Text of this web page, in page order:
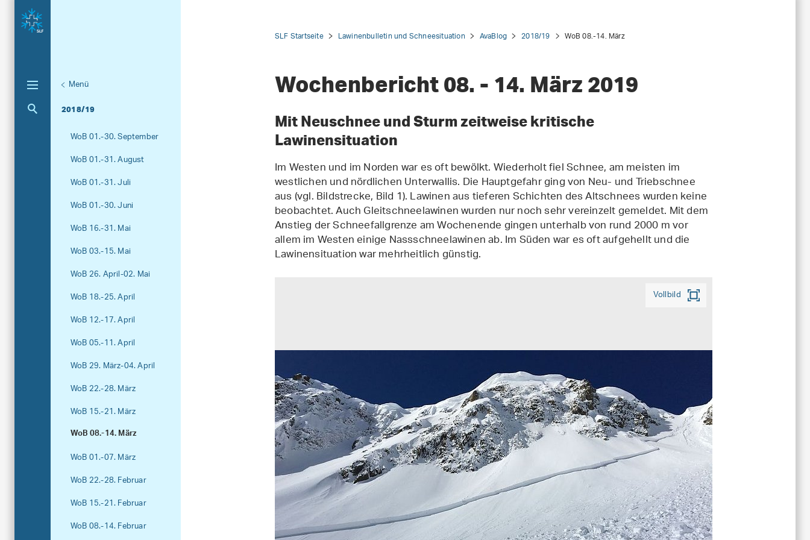
Unternavigation
Menü
2018/19
Aktuelle Navigation
WoB 01.-30. September
WoB 01.-31. August
WoB 01.-31. Juli
WoB 01.-30. Juni
WoB 16.-31. Mai
WoB 03.-15. Mai
WoB 26. April-02. Mai
WoB 18.-25. April
WoB 12.-17. April
WoB 05.-11. April
WoB 29. März-04. April
WoB 22.-28. März
WoB 15.-21. März
WoB 08.-14. März
WoB 01.-07. März
WoB 22.-28. Februar
WoB 15.-21. Februar
WoB 08.-14. Februar
SLF Startseite Lawinenbulletin und Schneesituation AvaBlog 2018/19 WoB 08.-14. März
Wochenbericht 08. - 14. März 2019
Mit Neuschnee und Sturm zeitweise kritische
Lawinensituation
Im Westen und im Norden war es oft bewölkt. Wiederholt fiel Schnee, am meisten im
westlichen und nördlichen Unterwallis. Die Hauptgefahr ging von Neu- und Triebschnee
aus (vgl. Bildstrecke, Bild 1). Lawinen aus tieferen Schichten des Altschnees wurden keine
beobachtet. Auch Gleitschneelawinen wurden nur noch sehr vereinzelt gemeldet. Mit dem
Anstieg der Schneefallgrenze am Wochenende gingen unterhalb von rund 2000 m vor
allem im Westen einige Nassschneelawinen ab. Im Süden war es oft aufgehellt und die
Lawinensituation war mehrheitlich günstig.
Vollbild